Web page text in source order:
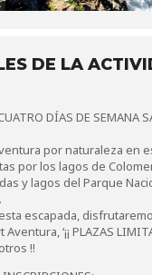
DE LA
DÍAS DE SEMANA
por naturaleza en
por los lagos de
y lagos del Parque
escapada,
‘¡¡ PLAZAS
!!